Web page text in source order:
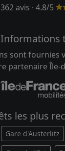
avis · 4.8/5
Informations
sont fournies
partenaire Île-
les plus
Gare d'Austerlitz